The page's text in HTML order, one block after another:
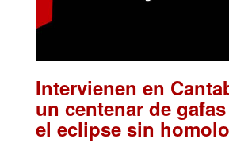
Intervienen en
un centenar de
el eclipse sin